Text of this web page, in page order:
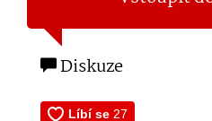
Diskuze